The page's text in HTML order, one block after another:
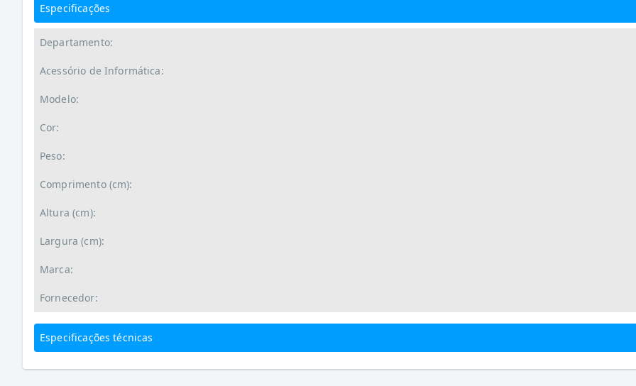
Especificações
Departamento:
Acessório de Informática:
Modelo:
Cor:
Peso:
Comprimento (cm):
Altura (cm):
Largura (cm):
Marca:
Fornecedor:
Especificações técnicas